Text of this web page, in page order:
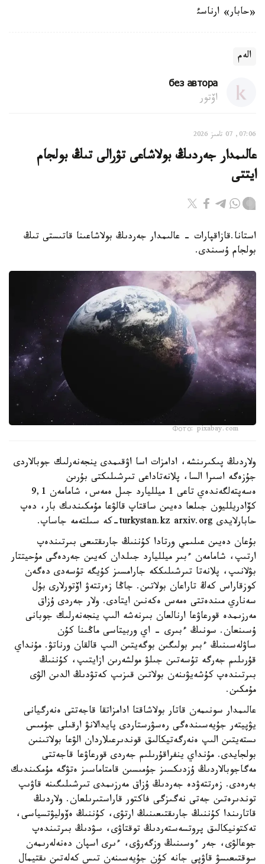
«حابار» ارناسئ
الەم
без автора
اۆتور
07:06, 07 تامىز 2026
عالىمدار جەردىڭ بولاشاعى تۋرالى تىڭ بولجام
ايتتى
استانا.قازاقپارات - عالىمدار جەردىڭ بولاشاعىنا قاتىستى تىڭ
بولجام ۇسىندى.
Фото: pixabay.com
ولاردىڭ پىكىرىنشە، ادامزات اسا اۋقىمدى ينجەنەرلىك جوبالاردى
جۇزەگە اسىرا السا، پلانەتاداعى تىرشىلىكتى بۇرىن
ەسەپتەلگەندەي تاعى 1 ميلليارد جىل ەمەس، شامامەن 9,1
كۆادريلليون جىلعا دەيىن ساقتاپ قالۋعا مۇمكىندىك بار، دەپ
حابارلايدى turkystan.kz arxiv.org-كە سىلتەمە جاساپ.
بۇعان دەيىن عىلىمي ورتادا كۇننىڭ جارىقتىعى بىرتىندەپ
ارتىپ، شامامەن ءبىر ميلليارد جىلدان كەيىن جەردەگى مۇحيتتار
بۋلانىپ، پلانەتا تىرشىلىككە جارامسىز كۇيگە تۇسەدى دەگەن
كوزقاراس كەڭ تاراعان بولاتىن. جاڭا زەرتتەۋ اۆتورلارى بۇل
سەناري مىندەتتى ەمەس ەكەنىن ايتادى. ولار جەردى ۇزاق
مەرزىمدە قورعاۋعا ارنالعان بىرنەشە الىپ ينجەنەرلىك جوبانى
ۇسىنعان. سونىڭ ءبىرى - اي وربيتاسى ماڭىنا كۇن
ساۋلەسىنىڭ ءبىر بولىگىن بوگەيتىن الىپ قالقان ورناتۋ. مۇنداي
قۇرىلىم جەرگە تۇسەتىن جىلۋ مولشەرىن ازايتىپ، كۇننىڭ
بىرتىندەپ كۇشەيۋىنەن بولاتىن قىزىپ كەتۋدىڭ الدىن الۋى
مۇمكىن.
عالىمدار سونىمەن قاتار بولاشاقتا ادامزاتقا قاجەتتى ەنەرگيانى
يۋپيتەر جۇيەسىندەگى رەسۋرستاردى پايدالانۋ ارقىلى جۇمىس
ىستەيتىن الىپ ەنەرگەتيكالىق قوندىرعىلاردان الۋعا بولاتىنىن
بولجايدى. مۇنداي ينفراقۇرىلىم جەردى قورعاۋعا قاجەتتى
مەگاجوبالاردىڭ ۇزدىكسىز جۇمىسىن قامتاماسىز ەتۋگە مۇمكىندىك
بەرەدى. زەرتتەۋدە جەردىڭ ۇزاق مەرزىمدى تىرشىلىگىنە قاۋىپ
توندىرەتىن جەتى نەگىزگى فاكتور قاراستىرىلعان. ولاردىڭ
قاتارىندا كۇننىڭ جارىقتىعىنىڭ ارتۋى، كۇننىڭ ەۆوليۋتسياسى،
تەكتونيكالىق پروتسەستەردىڭ توقتاۋى، سۋدىڭ بىرتىندەپ
جوعالۋى، جەر ءوسىنىڭ وزگەرۋى، ءىرى اسپان دەنەلەرىمەن
سوقتىعىسۋ قاۋپى جانە كۇن جۇيەسىنەن تىس كەلەتىن ىقتيمال